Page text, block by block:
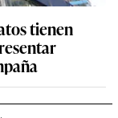
tienen